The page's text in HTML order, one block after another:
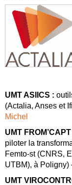
UMT ASIICS :
(Actalia, Anses et
Michel
UMT FROM’CAPT
piloter la
Femto-st (CNRS,
UTBM), à Poligny)
UMT